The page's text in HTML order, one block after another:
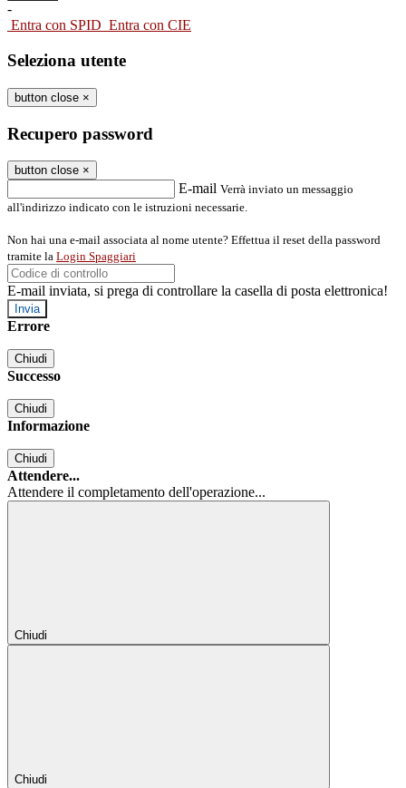
-
Entra con SPID Entra con CIE
Seleziona utente
button close ×
Recupero password
button close ×
E-mail Verrà inviato un messaggio
all'indirizzo indicato con le istruzioni necessarie.
Non hai una e-mail associata al nome utente? Effettua il reset della password
tramite la Login Spaggiari
E-mail inviata, si prega di controllare la casella di posta elettronica!
Errore
Chiudi
Successo
Chiudi
Informazione
Chiudi
Attendere...
Attendere il completamento dell'operazione...
Chiudi
Chiudi